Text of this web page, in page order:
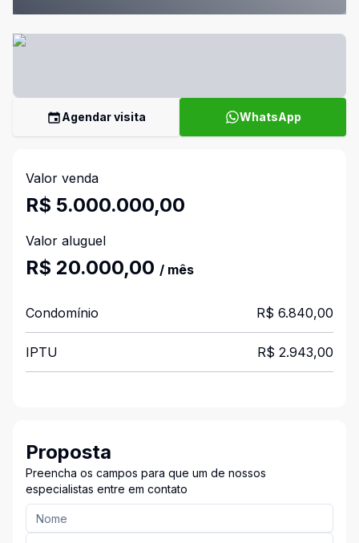
Agendar visita WhatsApp
Valor venda
R$ 5.000.000,00
Valor aluguel
R$ 20.000,00 / mês
Condomínio R$ 6.840,00
IPTU R$ 2.943,00
Proposta
Preencha os campos para que um de nossos
especialistas entre em contato